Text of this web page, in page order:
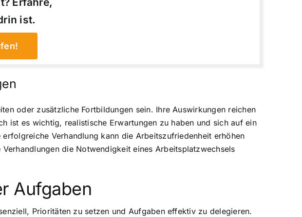
ist.
oder zusätzliche Fortbildungen sein. Ihre Auswirkungen reichen
ist es wichtig, realistische Erwartungen zu haben und sich auf ein
Verhandlung kann die Arbeitszufriedenheit erhöhen
die Notwendigkeit eines Arbeitsplatzwechsels
Aufgaben
Prioritäten zu setzen und Aufgaben effektiv zu delegieren.